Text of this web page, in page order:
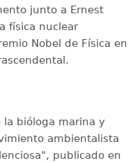
junto a Ernest
física nuclear
Nobel de Física en
la bióloga marina y
ambientalista
publicado en